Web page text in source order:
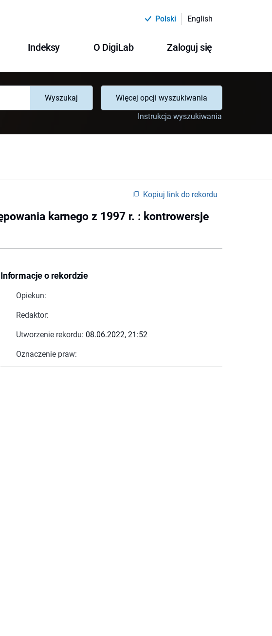
Polski English
Indeksy O DigiLab Zaloguj się
Wyszukaj
Więcej opcji wyszukiwania
Instrukcja wyszukiwania
Kopiuj link do rekordu
karnego z 1997 r. : kontrowersje
Informacje o rekordzie
Opiekun:
Redaktor:
Utworzenie rekordu: 08.06.2022, 21:52
Oznaczenie praw: